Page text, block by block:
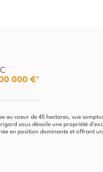
000 €*
au coeur de 45 hectares, vue
vous dévoile une propriété
en position dominante et offrant